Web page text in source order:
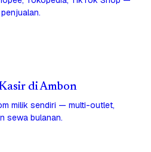
di Ambon
milik sendiri — multi-outlet,
sewa bulanan.